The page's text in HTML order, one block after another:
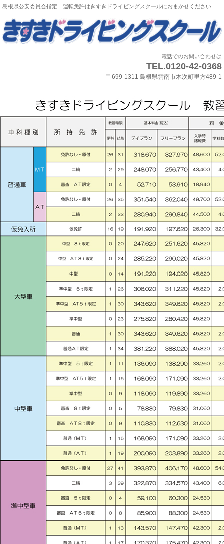
島根県公安委員会指定 運転免許はきすきドライビングスクールにおまかせください
電話でのお問い合わせは
TEL.0120-42-0368
〒699-1311 島根県雲南市木次町里方489-1